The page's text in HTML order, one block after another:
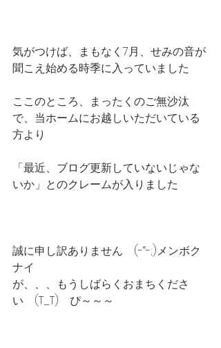
気がつけば、まもなく7月、せみの音が
聞こえ始める時季に入っていました
ここのところ、まったくのご無沙汰
で、当ホームにお越しいただいている
方より
「最近、ブログ更新していないじゃな
いか」とのクレームが入りました
誠に申し訳ありません　(-“-;)メンボク
ナイ
が、、、もうしばらくおまちくださ
い　(T_T)　ぴ～～～